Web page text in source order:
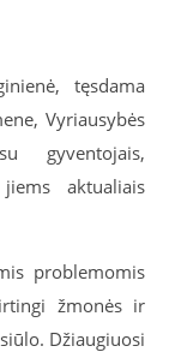
tęsdama
Vyriausybės
gyventojais,
aktualiais
problemomis
žmonės ir
Džiaugiuosi